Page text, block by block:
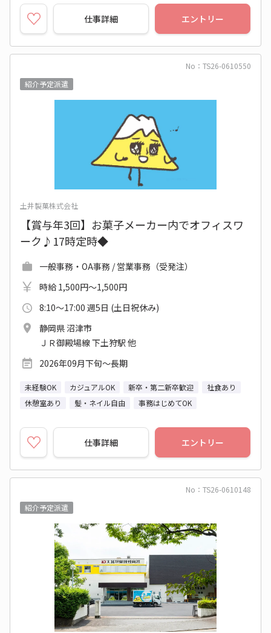
仕事詳細 エントリー
No：TS26-0610550
紹介予定派遣
土井製菓株式会社
【賞与年3回】お菓子メーカー内でオフィスワ
ーク♪17時定時◆
一般事務・OA事務 / 営業事務（受発注）
時給 1,500円～1,500円
8:10～17:00 週5日 (土日祝休み)
静岡県 沼津市
ＪＲ御殿場線 下土狩駅 他
2026年09月下旬～長期
未経験OK カジュアルOK 新卒・第二新卒歓迎
社食あり
休憩室あり
髪・ネイル自由 事務はじめてOK
仕事詳細 エントリー
No：TS26-0610148
紹介予定派遣